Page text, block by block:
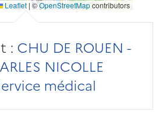
Leaflet | ©OpenStreetMapcontributors
: CHU DE ROUEN -
NICOLLE
médical